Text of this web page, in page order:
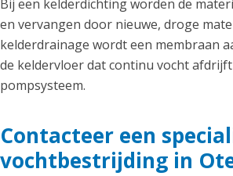
Bij een kelderdichting worden de
en vervangen door nieuwe, droge
kelderdrainage wordt een membraan
de keldervloer dat continu vocht
pompsysteem.
Contacteer een
vochtbestrijding in